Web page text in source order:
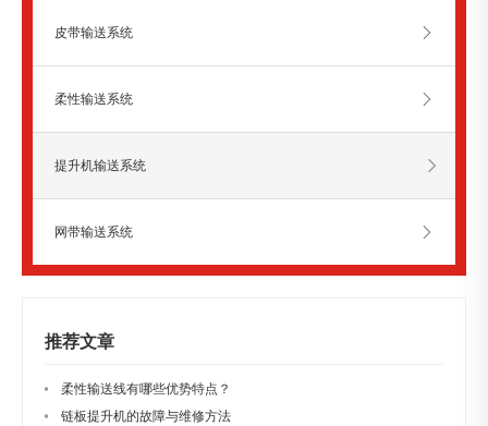
皮带输送系统
柔性输送系统
提升机输送系统
网带输送系统
推荐文章
柔性输送线有哪些优势特点？
链板提升机的故障与维修方法